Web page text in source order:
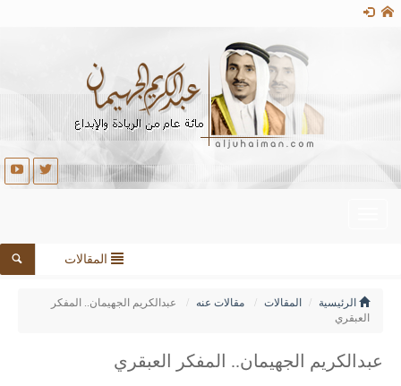
المقالات
الرئيسية المقالات مقالات عنه
عبدالكريم الجهيمان.. المفكر
العبقري
عبدالكريم الجهيمان.. المفكر العبقري